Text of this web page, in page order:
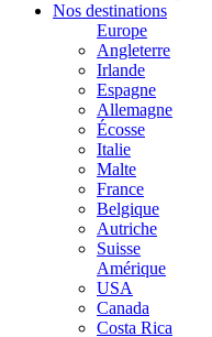
Nos destinations
Europe
Angleterre
Irlande
Espagne
Allemagne
Écosse
Italie
Malte
France
Belgique
Autriche
Suisse
Amérique
USA
Canada
Costa Rica